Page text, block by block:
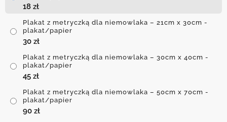
18 zł
Plakat z metryczką dla niemowlaka – 21cm x 30cm -
plakat/papier
30 zł
Plakat z metryczką dla niemowlaka – 30cm x 40cm -
plakat/papier
45 zł
Plakat z metryczką dla niemowlaka – 50cm x 70cm -
plakat/papier
90 zł